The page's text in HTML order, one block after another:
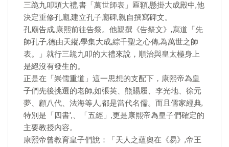
三跪九叩頭大禮,書「萬世師表」匾額,懸掛大成殿中,他
決定重修孔廟,建立孔子廟碑,親自撰寫碑文。
孔廟告成,康熙前往告祭。他親撰《告祭文》,寫道「先
師孔子,德由天縱,學集大成,綜千聖之心傳,為萬世之師
表。」就行三跪九叩的大禮來說，順治與皇太極身上
是絕沒有發生的。
正是在「崇儒重道」這一思想的支配下，康熙帝為皇
子們先後挑選的老師,如張英、熊賜履、李光地、徐元
夢、顧八代、法海等人,都是當代名儒。而且儒家經典,
特別是「四書',、「五經」,更是康熙帝為皇子們確定的
主要教授內容。
康熙帝曾教育皇子們說：「天人之蘊奧在《易》,帝王